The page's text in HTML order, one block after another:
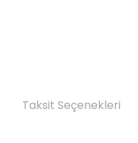
Taksit Seçenekleri